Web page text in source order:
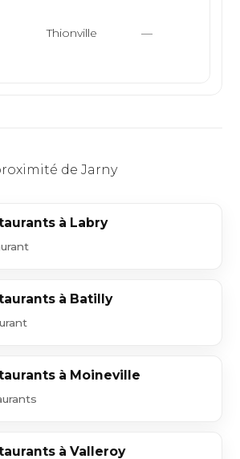
Thionville —
de Jarny
à Labry
à Batilly
à Moineville
à Valleroy